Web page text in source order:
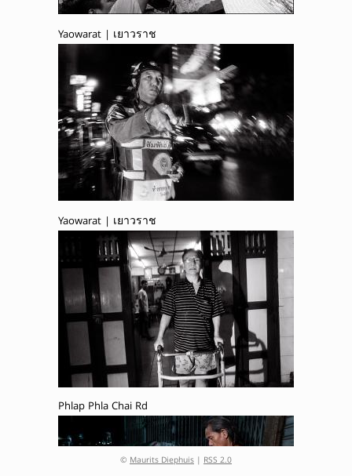
Yaowarat | เยาวราช
Yaowarat | เยาวราช
Phlap Phla Chai Rd
© Maurits Diephuis | RSS 2.0